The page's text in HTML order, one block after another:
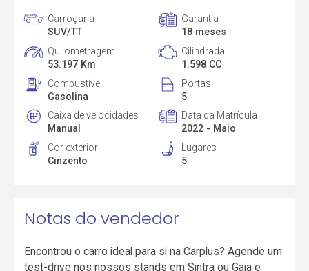
Carroçaria
SUV/TT
Garantia
18 meses
Quilometragem
53.197 Km
Cilindrada
1.598 CC
Combustível
Gasolina
Portas
5
Caixa de velocidades
Manual
Data da Matrícula
2022 - Maio
Cor exterior
Cinzento
Lugares
5
Notas do vendedor
Encontrou o carro ideal para si na Carplus? Agende um
test-drive nos nossos stands em Sintra ou Gaia e